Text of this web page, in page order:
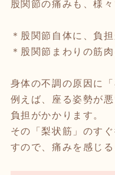
股関節の痛みも、様々
＊股関節自体に、負
＊股関節まわりの筋
身体の不調の原因に
例えば、座る姿勢が
負担がかかります。
その「梨状筋」のす
すので、痛みを感じ